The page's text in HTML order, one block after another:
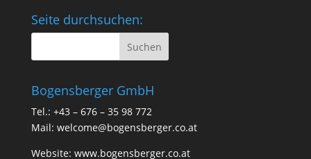
Seite durchsuchen:
Bogensberger GmbH
Tel.: +43 – 676 – 35 98 772
Mail: welcome@bogensberger.co.at
Website: www.bogensberger.co.at